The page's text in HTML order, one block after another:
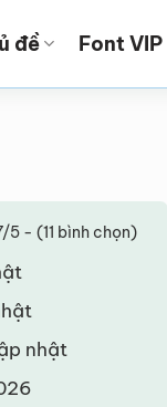
đề Font VIP
5 - (11 bình chọn)
nhật